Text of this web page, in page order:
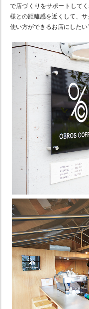
で店づくりをサポートして
様との距離感を近くして、
使い方ができるお店にしたい